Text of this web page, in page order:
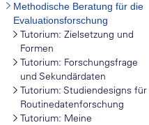
Methodische Beratung für die
Evaluationsforschung
Tutorium: Zielsetzung und
Formen
Tutorium: Forschungsfrage
und Sekundärdaten
Tutorium: Studiendesigns für
Routinedatenforschung
Tutorium: Meine